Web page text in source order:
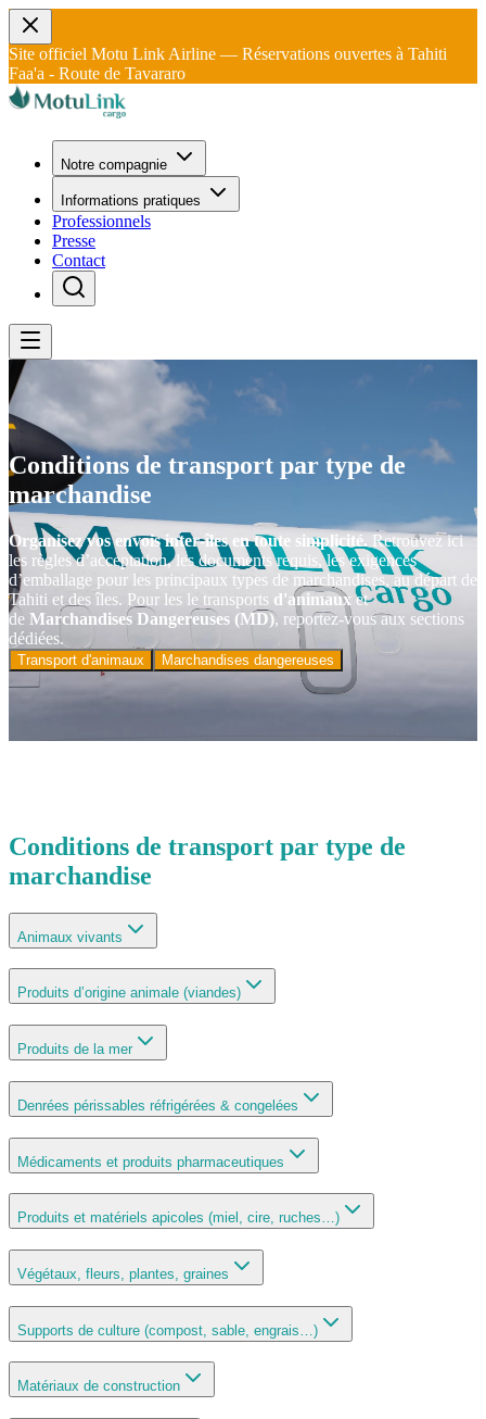
Site officiel Motu Link Airline — Réservations ouvertes à Tahiti
Faa'a - Route de Tavararo
Notre compagnie
Informations pratiques
Professionnels
Presse
Contact
Conditions de transport par type de
marchandise
Organisez vos envois inter‑îles en toute simplicité. Retrouvez ici
les règles d’acceptation, les documents requis, les exigences
d’emballage pour les principaux types de marchandises, au départ de
Tahiti et des îles. Pour les le transports d'animaux et
de Marchandises Dangereuses (MD), reportez‑vous aux sections
dédiées.
Transport d'animaux Marchandises dangereuses
Conditions de transport par type de
marchandise
Animaux vivants
Produits d’origine animale (viandes)
Produits de la mer
Denrées périssables réfrigérées & congelées
Médicaments et produits pharmaceutiques
Produits et matériels apicoles (miel, cire, ruches…)
Végétaux, fleurs, plantes, graines
Supports de culture (compost, sable, engrais…)
Matériaux de construction